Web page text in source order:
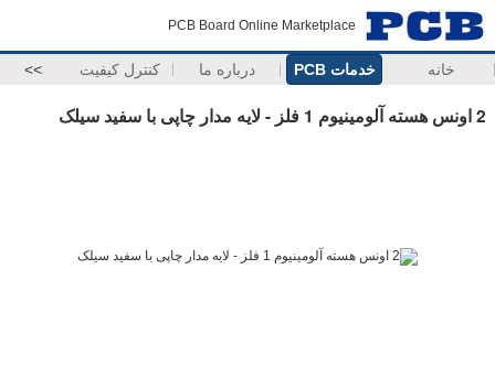
PCB Board Online Marketplace
خانه خدمات PCB درباره ما کنترل کیفیت >>
2 اونس هسته آلومینیوم 1 فلز - لایه مدار چاپی با سفید سیلک